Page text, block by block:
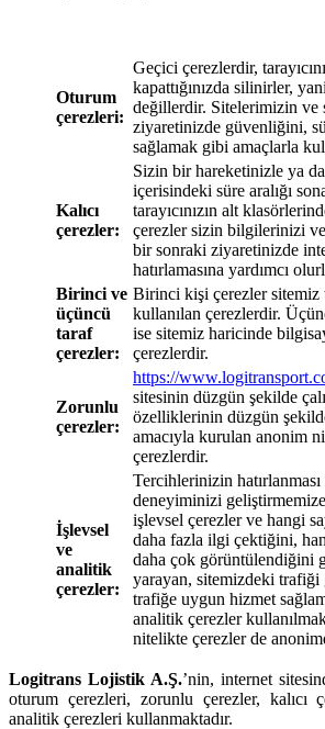
Oturum
çerezleri:
Geçici çerezlerdir,
kapattığınızda silinirler,
değillerdir. Sitelerimizin ve
ziyaretinizde güvenliğini,
sağlamak gibi amaçlarla
Kalıcı
çerezler:
Sizin bir hareketinizle ya
içerisindeki süre aralığı
tarayıcınızın alt
çerezler sizin bilgilerinizi
bir sonraki ziyaretinizde
hatırlamasına yardımcı
Birinci ve
üçüncü
taraf
çerezler:
Birinci kişi çerezler sitemiz
kullanılan çerezlerdir.
ise sitemiz haricinde
çerezlerdir.
Zorunlu
çerezler:
https://
sitesinin düzgün şekilde
özelliklerinin düzgün
amacıyla kurulan anonim
çerezlerdir.
İşlevsel
ve
analitik
çerezler:
Tercihlerinizin
deneyiminizi
işlevsel çerezler ve hangi
daha fazla ilgi çektiğini,
daha çok görüntülendiğini
yarayan, sitemizdeki trafiği
trafiğe uygun hizmet
analitik çerezler
nitelikte çerezler de
Logitrans Lojistik A.Ş.’nin, internet
oturum çerezleri, zorunlu çerezler, kalıcı
analitik çerezleri kullanmaktadır.